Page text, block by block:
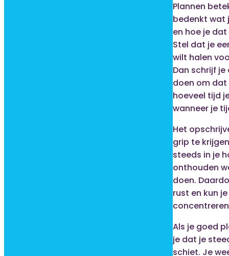
Plannen
bedenkt wat
en hoe je
Stel dat je
wilt halen
Dan schrijf
doen om dat
hoeveel tijd
wanneer je
Het
grip te
steeds in je
onthouden
doen.
rust en kun
Als je goed
je dat je
schiet. Je